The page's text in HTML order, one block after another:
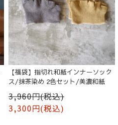
【福袋】指切れ和紙インナーソック
ス/抹茶染め 2色セット/美濃和紙
3,960円(税込)
3,300円(税込)